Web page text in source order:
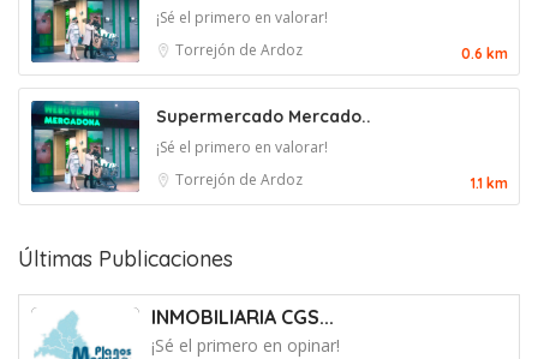
¡Sé el primero en valorar!
Torrejón de Ardoz
0.6 km
Supermercado Mercado..
¡Sé el primero en valorar!
Torrejón de Ardoz
1.1 km
Últimas Publicaciones
INMOBILIARIA CGS...
¡Sé el primero en opinar!